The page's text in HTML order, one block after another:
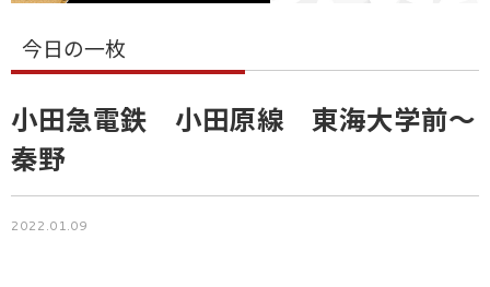
今日の一枚
小田急電鉄 小田原線 東海大学前～
秦野
2022.01.09